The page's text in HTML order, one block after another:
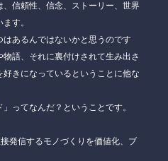
信頼性、信念、ストーリー、世界
す。
あるんではないかと思うのです
語、それに裏付けされて生み出さ
きになっているということに他な
ってなんだ？ということです。
発信するモノづくりを価値化、ブ